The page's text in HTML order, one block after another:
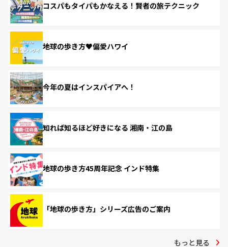
コスパもタイパもかなえる！賢者の旅テクニック
地球の歩き方♥偏愛ハワイ
今年の夏はインスパイアへ！
知れば知るほど好きになる 湘南・江の島
地球の歩き方45周年記念 インド特集
「地球の歩き方」シリーズ広告のご案内
もっと見る